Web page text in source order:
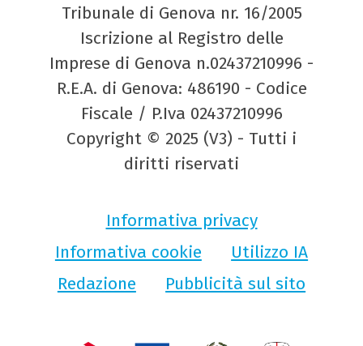
Tribunale di Genova nr. 16/2005
Iscrizione al Registro delle
Imprese di Genova n.02437210996 -
R.E.A. di Genova: 486190 - Codice
Fiscale / P.Iva 02437210996
Copyright © 2025 (V3) - Tutti i
diritti riservati
Informativa privacy
Informativa cookie
Utilizzo IA
Redazione
Pubblicità sul sito